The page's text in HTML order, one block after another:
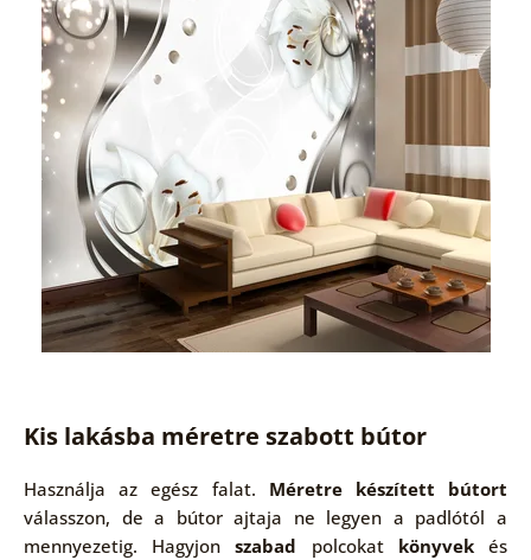
Kis lakásba méretre szabott bútor
Használja az egész falat. Méretre készített bútort
válasszon, de a bútor ajtaja ne legyen a padlótól a
mennyezetig. Hagyjonszabad polcokat könyvekés